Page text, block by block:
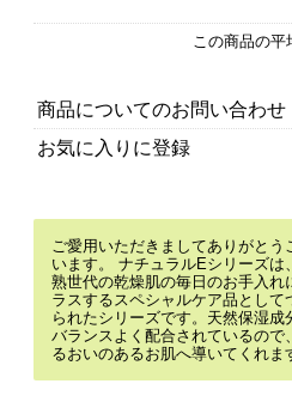
この商品の平
商品についてのお問い合わせ
お気に入りに登録
ご愛用いただきましてありがとう
います。 ナチュラルEシリーズは
熟世代の乾燥肌の毎日のお手入れ
ラスするスペシャルケア品として
られたシリーズです。天然保湿成
バランスよく配合されているので
るおいのあるお肌へ導いてくれま